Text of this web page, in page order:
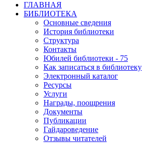
ГЛАВНАЯ
БИБЛИОТЕКА
Основные сведения
История библиотеки
Структура
Контакты
Юбилей библиотеки - 75
Как записаться в библиотеку
Электронный каталог
Ресурсы
Услуги
Награды, поощрения
Документы
Публикации
Гайдароведение
Отзывы читателей